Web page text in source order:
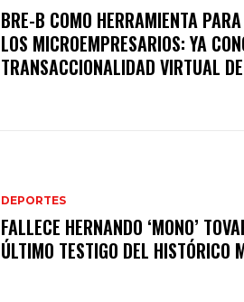
BRE-B COMO HERRAMIENTA
LOS MICROEMPRESARIOS: YA
TRANSACCIONALIDAD VIRTUAL
DEPORTES
FALLECE HERNANDO ‘MONO’
ÚLTIMO TESTIGO DEL